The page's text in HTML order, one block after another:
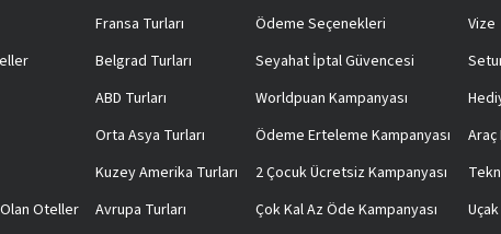
Oteller
Fransa Turları
Belgrad Turları
ABD Turları
Orta Asya Turları
Kuzey Amerika Turları
Avrupa Turları
Ödeme Seçenekleri
Seyahat İptal Güvencesi
Worldpuan Kampanyası
Ödeme Erteleme Kampanyası
2 Çocuk Ücretsiz Kampanyası
Çok Kal Az Öde Kampanyası
Vize
Araç